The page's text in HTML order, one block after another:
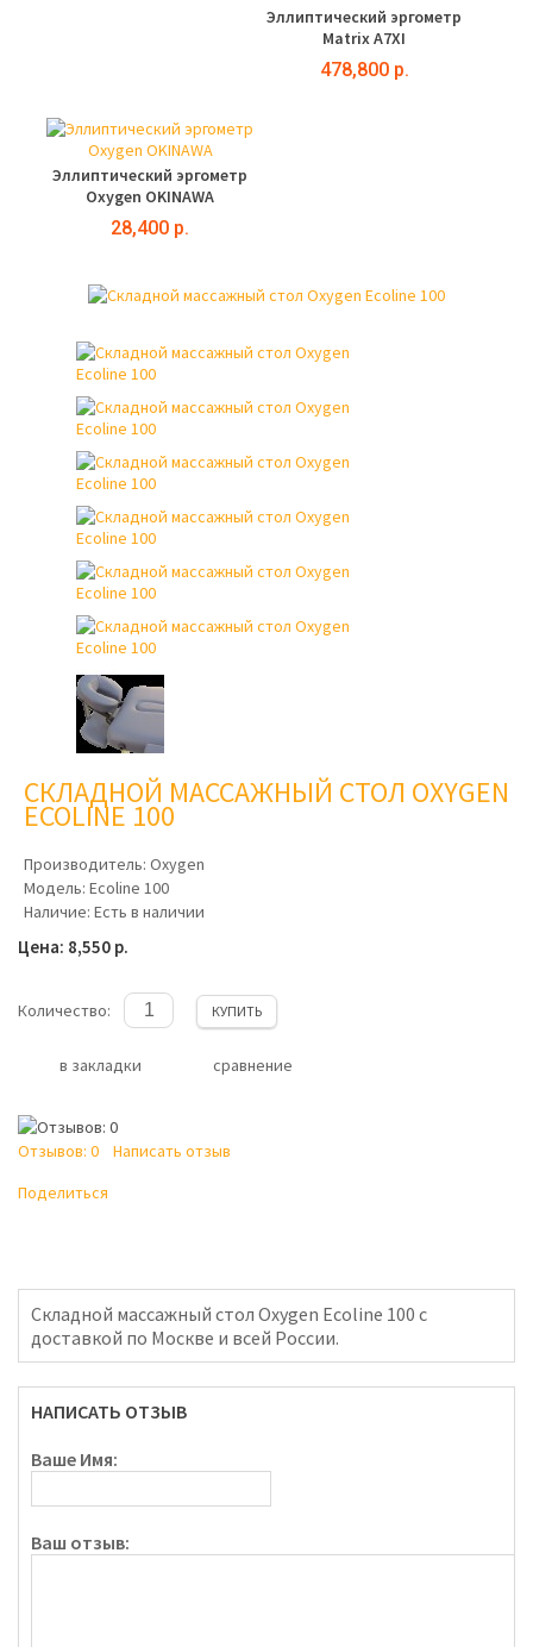
Эллиптический эргометр
Matrix A7XI
478,800 р.
Эллиптический эргометр
Oxygen OKINAWA
28,400 р.
СКЛАДНОЙ МАССАЖНЫЙ СТОЛ OXYGEN
ECOLINE 100
Производитель: Oxygen
Модель: Ecoline 100
Наличие: Есть в наличии
Цена: 8,550 р.
Количество: КУПИТЬ
в закладки сравнение
Отзывов: 0
Написать отзыв
Поделиться
Складной массажный стол Oxygen Ecoline 100 с
доставкой по Москве и всей России.
НАПИСАТЬ ОТЗЫВ
Ваше Имя:
Ваш отзыв: